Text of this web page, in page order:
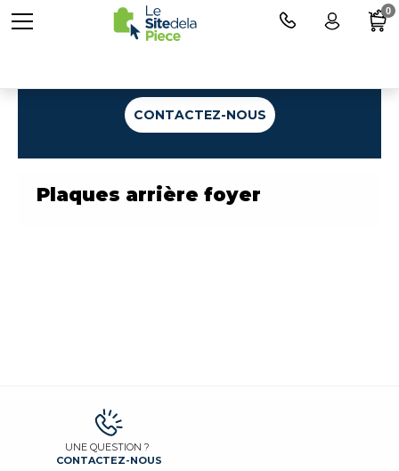
CONTACTEZ-NOUS
Plaques arrière foyer
UNE QUESTION ?
CONTACTEZ-NOUS
0